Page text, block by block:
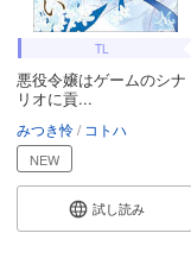
TL
悪役令嬢はゲームのシナ
リオに貢...
みつき怜 コトハ
NEW
試し読み